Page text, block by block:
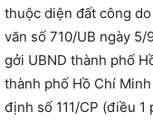
thuộc diện đất công
văn số 710/UB ngày 5/
gởi UBND thành phố
thành phố Hồ Chí
định số 111/CP (điều 1